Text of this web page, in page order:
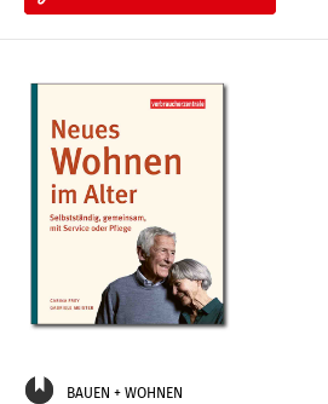
BAUEN + WOHNEN